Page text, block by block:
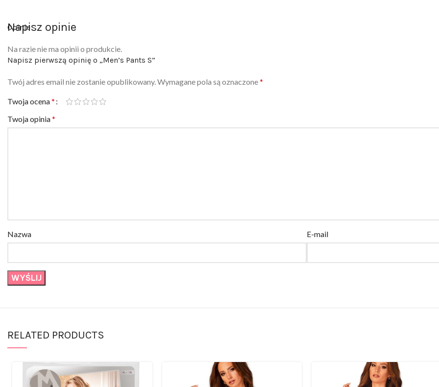
Napisz opinie
Opinie
Na razie nie ma opinii o produkcie.
Napisz pierwszą opinię o „Men’s Pants S”
Twój adres email nie zostanie opublikowany.Wymagane pola są oznaczone*
Twoja ocena*
Twoja opinia*
Nazwa E-mail
RELATED PRODUCTS